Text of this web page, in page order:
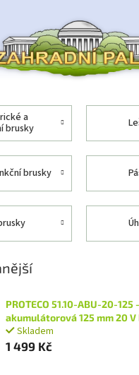
brusky
brusky
PROTECO 51.10-ABU-20-
akumulátorová 125 mm 20 V
Skladem
1 499 Kč